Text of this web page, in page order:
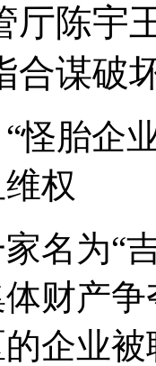
厅陈宇
合谋破
怪胎企
权
名为“
财产
企业